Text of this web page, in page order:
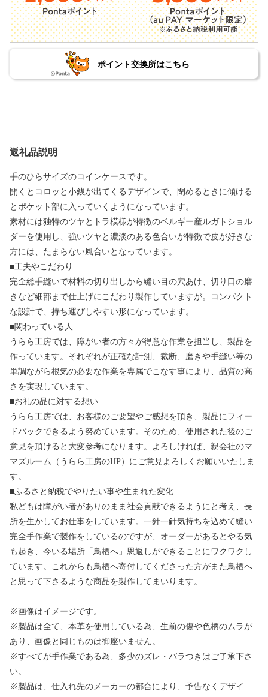
ポイント交換所はこちら
返礼品説明
手のひらサイズのコインケースです。
開くとコロッと小銭が出てくるデザインで、閉めるときに傾ける
とポケット部に入っていくようになっています。
素材には独特のツヤとトラ模様が特徴のベルギー産ルガトショル
ダーを使用し、強いツヤと濃淡のある色合いが特徴で皮が好きな
方には、たまらない風合いとなっています。
■工夫やこだわり
完全総手縫いで材料の切り出しから縫い目の穴あけ、切り口の磨
きなど細部まで仕上げにこだわり製作していますが。コンパクト
な設計で、持ち運びしやすい形になっています。
■関わっている人
うらら工房では、障がい者の方々が得意な作業を担当し、製品を
作っています。それぞれが正確な計測、裁断、磨きや手縫い等の
単調ながら根気の必要な作業を専属でこなす事により、品質の高
さを実現しています。
■お礼の品に対する想い
うらら工房では、お客様のご要望やご感想を頂き、製品にフィー
ドバックできるよう努めています。そのため、使用された後のご
意見を頂けると大変参考になります。よろしければ、親会社のマ
マズルーム（うらら工房のHP）にご意見よろしくお願いいたしま
す。
■ふるさと納税でやりたい事や生まれた変化
私どもは障がい者がありのまま社会貢献できるようにと考え、長
所を生かしてお仕事をしています。一針一針気持ちを込めて縫い
完全手作業で製作をしているのですが、オーダーがあるとやる気
も起き、今いる場所「鳥栖へ」恩返しができることにワクワクし
ています。これからも鳥栖へ寄付してくださった方がまた鳥栖へ
と思って下さるような商品を製作してまいります。
※画像はイメージです。
※製品は全て、本革を使用している為、生前の傷や色柄のムラが
あり、画像と同じものは御座いません。
※すべてが手作業である為、多少のズレ・バラつきはご了承下さ
い。
※製品は、仕入れ先のメーカーの都合により、予告なくデザイ